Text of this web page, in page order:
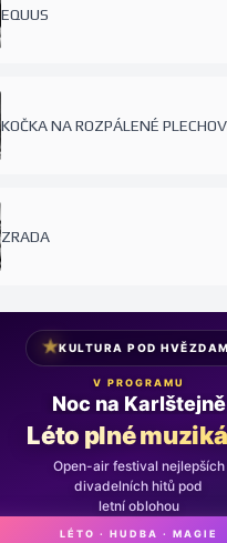
EQUUS
KOČKA NA ROZPÁLENÉ
ZRADA
★KULTURA POD
V PROGRAMU
Noc na Karlštejně
Léto plné
Open-air festival nejlepších
divadelních hitů pod
letní oblohou
LÉTO · HUDBA · MAGIE